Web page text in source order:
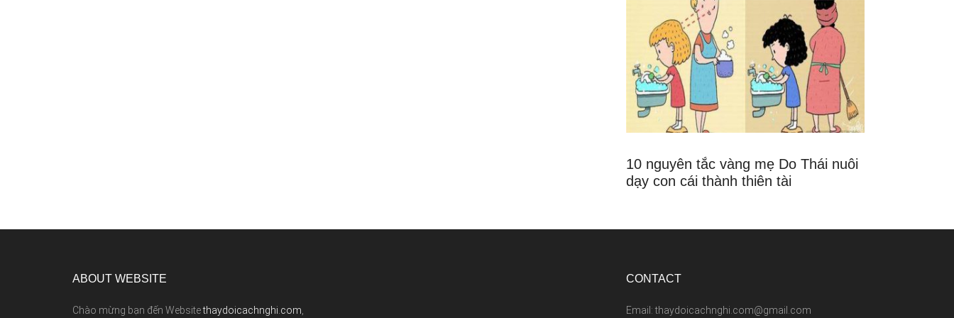
10 nguyên tắc vàng mẹ Do Thái nuôi
dạy con cái thành thiên tài
ABOUT WEBSITE
Chào mừng bạn đến Websitethaydoicachnghi.com
CONTACT
Email: thaydoicachnghi.com@gmail.com